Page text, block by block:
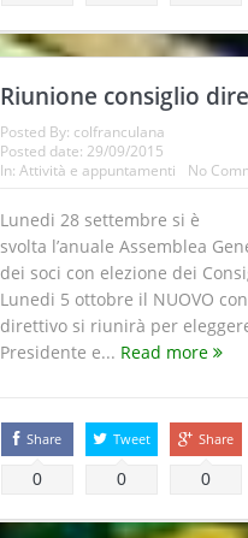
Riunione consiglio
Posted By: colfranculana
Posted date: 29/09/2015
In: Attività e appuntamenti No
Lunedi 28 settembre si è
svolta l’anuale Assemblea
dei soci con elezione dei
Lunedi 5 ottobre il NUOVO
direttivo si riunirà per
Presidente e... Read more
Share
0
Tweet
0
Share
0